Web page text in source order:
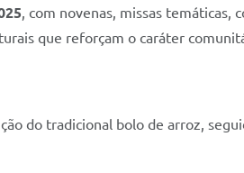
, com novenas, missas temáticas,
que reforçam o caráter
do tradicional bolo de arroz,